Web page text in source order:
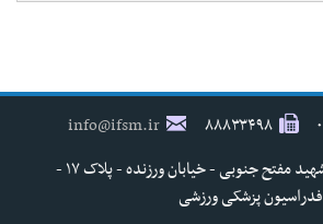
۸۸۸۳۳۴۹۸
info@ifsm.ir
تهران - خیابان شهید مفتح جنوبی - خیابان ورزنده - پلاک ۱۷ -
فدراسیون پزشکی ورزشی